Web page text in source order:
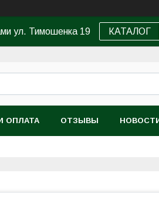
ул. Тимошенка 19 КАТАЛОГ
ОПЛАТА ОТЗЫВЫ